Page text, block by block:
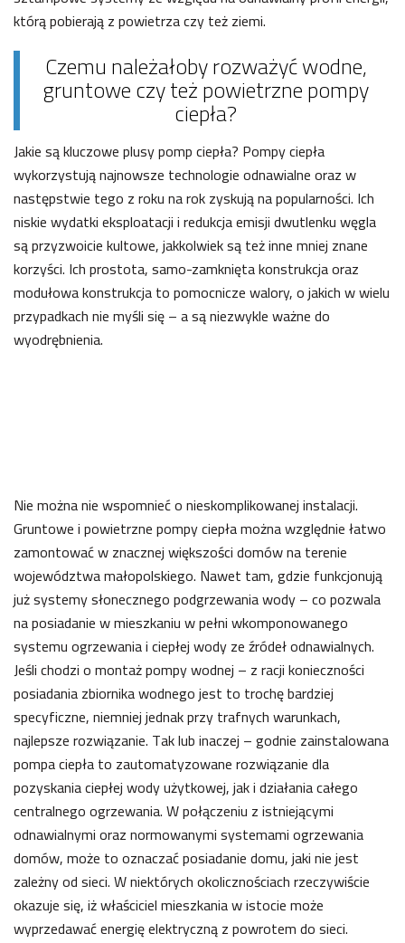
którą pobierają z powietrza czy też ziemi.
Czemu należałoby rozważyć wodne,
gruntowe czy też powietrzne pompy
ciepła?
Jakie są kluczowe plusy pomp ciepła? Pompy ciepła
wykorzystują najnowsze technologie odnawialne oraz w
następstwie tego z roku na rok zyskują na popularności. Ich
niskie wydatki eksploatacji i redukcja emisji dwutlenku węgla
są przyzwoicie kultowe, jakkolwiek są też inne mniej znane
korzyści. Ich prostota, samo-zamknięta konstrukcja oraz
modułowa konstrukcja to pomocnicze walory, o jakich w wielu
przypadkach nie myśli się – a są niezwykle ważne do
wyodrębnienia.
Nie można nie wspomnieć o nieskomplikowanej instalacji.
Gruntowe i powietrzne pompy ciepła można względnie łatwo
zamontować w znacznej większości domów na terenie
województwa małopolskiego. Nawet tam, gdzie funkcjonują
już systemy słonecznego podgrzewania wody – co pozwala
na posiadanie w mieszkaniu w pełni wkomponowanego
systemu ogrzewania i ciepłej wody ze źródeł odnawialnych.
Jeśli chodzi o montaż pompy wodnej – z racji konieczności
posiadania zbiornika wodnego jest to trochę bardziej
specyficzne, niemniej jednak przy trafnych warunkach,
najlepsze rozwiązanie. Tak lub inaczej – godnie zainstalowana
pompa ciepła to zautomatyzowane rozwiązanie dla
pozyskania ciepłej wody użytkowej, jak i działania całego
centralnego ogrzewania. W połączeniu z istniejącymi
odnawialnymi oraz normowanymi systemami ogrzewania
domów, może to oznaczać posiadanie domu, jaki nie jest
zależny od sieci. W niektórych okolicznościach rzeczywiście
okazuje się, iż właściciel mieszkania w istocie może
wyprzedawać energię elektryczną z powrotem do sieci.